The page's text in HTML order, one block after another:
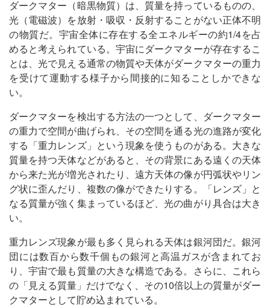
ダークマター（暗黒物質）は、質量を持っているものの、
光（電磁波）を放射・吸収・反射することがない正体不明
の物質だ。宇宙全体に存在する全エネルギーの約1/4を占
めると考えられている。宇宙にダークマターが存在するこ
とは、光で見える通常の物質や天体がダークマターの重力
を受けて運動する様子から間接的に知ることしかできな
い。
ダークマターを検出する方法の一つとして、ダークマター
の重力で空間が曲げられ、その空間を通る光の進路が変化
する「重力レンズ」という現象を使うものがある。大きな
質量を持つ天体などがあると、その背景にある遠くの天体
から来た光が増光されたり、遠方天体の像が円弧状やリン
グ状に歪んだり、複数の像ができたりする。「レンズ」と
なる質量が強く集まっているほど、光の曲がり具合は大き
い。
重力レンズ現象が最も多く見られる天体は銀河団だ。銀河
団には数百から数千個もの銀河と高温ガスが含まれてお
り、宇宙で最も質量の大きな構造である。さらに、これら
の「見える質量」だけでなく、その10倍以上の質量がダー
クマターとして貯め込まれている。